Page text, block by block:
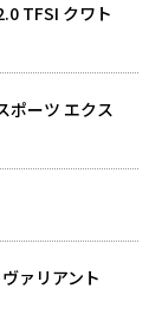
TFSI クワト
ポーツ エクス
ァリアント